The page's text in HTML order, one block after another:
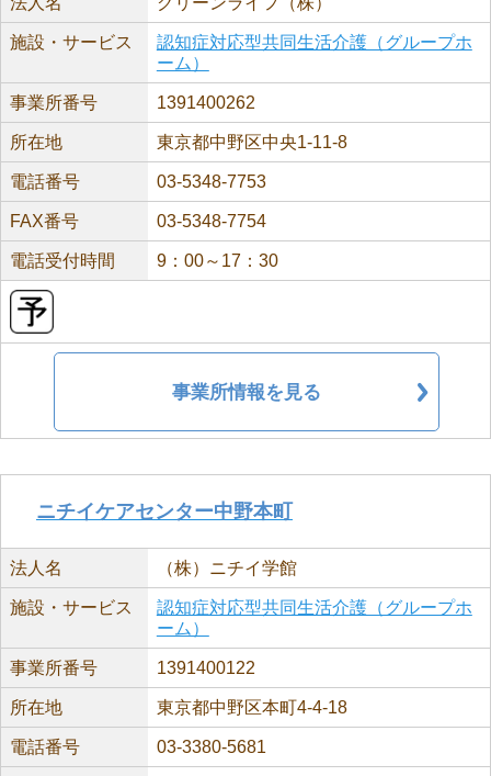
施設・サービス
認知症対応型共同生活介護（グループホ
ーム）
事業所番号 1391400262
所在地 東京都中野区中央1-11-8
電話番号 03-5348-7753
FAX番号 03-5348-7754
電話受付時間 9：00～17：30
事業所情報を見る
ニチイケアセンター中野本町
法人名 （株）ニチイ学館
施設・サービス
認知症対応型共同生活介護（グループホ
ーム）
事業所番号 1391400122
所在地 東京都中野区本町4-4-18
電話番号 03-3380-5681